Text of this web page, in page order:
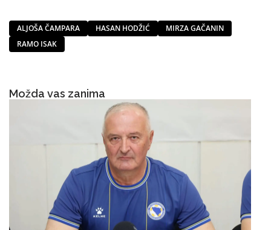
ALJOŠA ČAMPARA HASAN HODŽIĆ
MIRZA GAČANIN
RAMO ISAK
Možda vas zanima